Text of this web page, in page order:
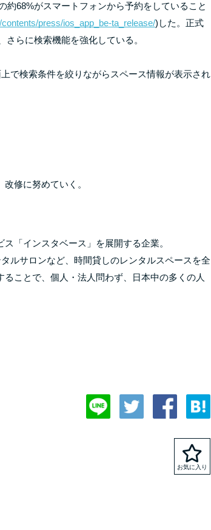
約68%がスマートフォンから予約をしていること
press/ios_app_be-ta_release/)した。正式
らに検索機能を強化している。
で検索条件を絞りながらスペース情報が表示され
修に努めていく。
「インスタベース」を展開する企業。
ルサロンなど、時間貸しのレンタルスペースを全
ことで、個人・法人問わず、日本中の多くの人